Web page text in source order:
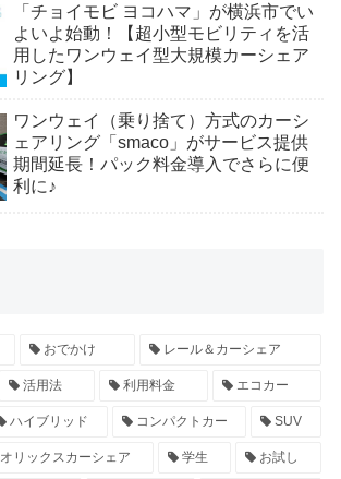
「チョイモビ ヨコハマ」が横浜市でい
よいよ始動！【超小型モビリティを活
用したワンウェイ型大規模カーシェア
リング】
ワンウェイ（乗り捨て）方式のカーシ
ェアリング「smaco」がサービス提供
期間延長！パック料金導入でさらに便
利に♪
おでかけ レール＆カーシェア
活用法 利用料金 エコカー
ハイブリッド コンパクトカー SUV
オリックスカーシェア 学生 お試し